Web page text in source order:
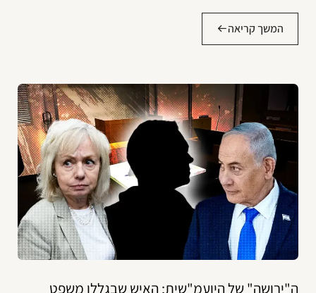
המשך קריאה
ה"ירושה" של היועמ"שית: האיש שבגללו משפט